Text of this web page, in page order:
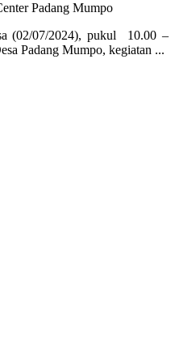
Padang Mumpo
(02/07/2024), pukul 10.00 –
Padang Mumpo, kegiatan ...